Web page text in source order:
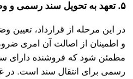
۵. تعهد به تحویل سند رسمی و وضعیت حقوقی ملک
در این مرحله از قرارداد،
و اطمینان از اصالت آن امری
مطمئن شود که فروشنده دارای
رسمی برای انتقال سند است. در